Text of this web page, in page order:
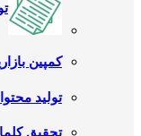
کمپین
تولید
تحقیق